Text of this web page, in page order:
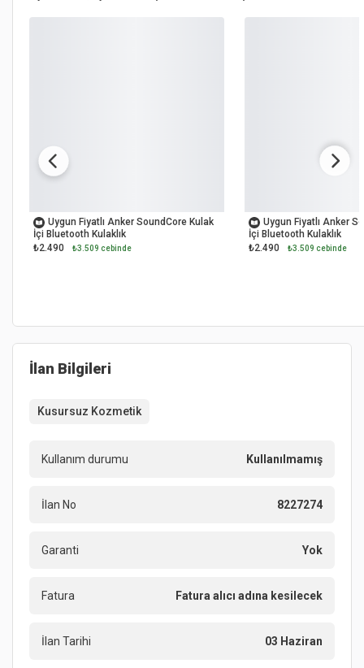
Uygun Fiyatlı Anker SoundCore Kulak
İçi Bluetooth Kulaklık
₺2.490
₺3.509 cebinde
Uygun Fiyatlı Anker
İçi Bluetooth Kulaklık
₺2.490
₺3.509 cebinde
İlan Bilgileri
Kusursuz Kozmetik
Kullanım durumu Kullanılmamış
İlan No 8227274
Garanti Yok
Fatura Fatura alıcı adına kesilecek
İlan Tarihi 03 Haziran